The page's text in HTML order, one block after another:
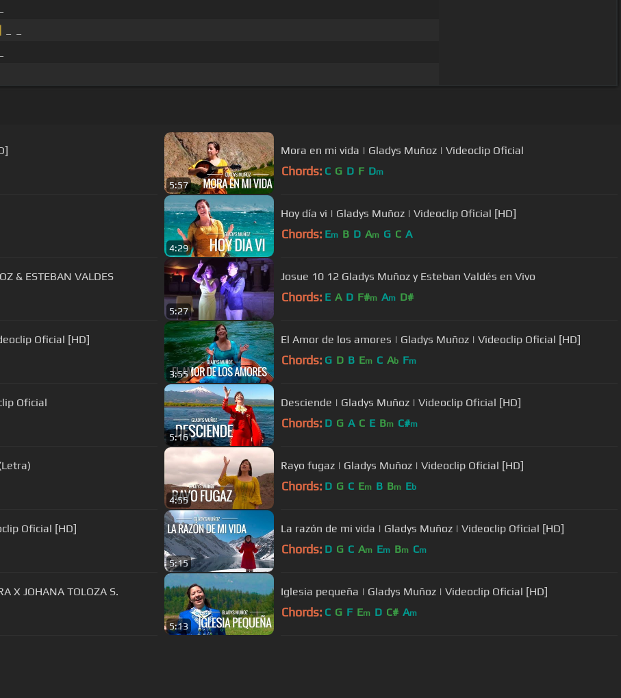
5:57
Mora en mi vida | Gladys Muñoz | Videoclip Oficial
Chords: C G D F Dm
4:29
Hoy día vi | Gladys Muñoz | Videoclip Oficial [HD]
Chords: Em B D Am G C A
& ESTEBAN VALDES
5:27
Josue 10 12 Gladys Muñoz y Esteban Valdés en Vivo
Chords: E A D F#m Am D#
Oficial [HD]
3:55
El Amor de los amores | Gladys Muñoz | Videoclip Oficial [HD]
Chords: G D B Em C Ab Fm
Oficial
5:16
Desciende | Gladys Muñoz | Videoclip Oficial [HD]
Chords: D G A C E Bm C#m
4:55
Rayo fugaz | Gladys Muñoz | Videoclip Oficial [HD]
Chords: D G C Em B Bm Eb
Oficial [HD]
5:15
La razón de mi vida | Gladys Muñoz | Videoclip Oficial [HD]
Chords: D G C Am Em Bm Cm
X JOHANA TOLOZA S.
5:13
Iglesia pequeña | Gladys Muñoz | Videoclip Oficial [HD]
Chords: C G F Em D C# Am